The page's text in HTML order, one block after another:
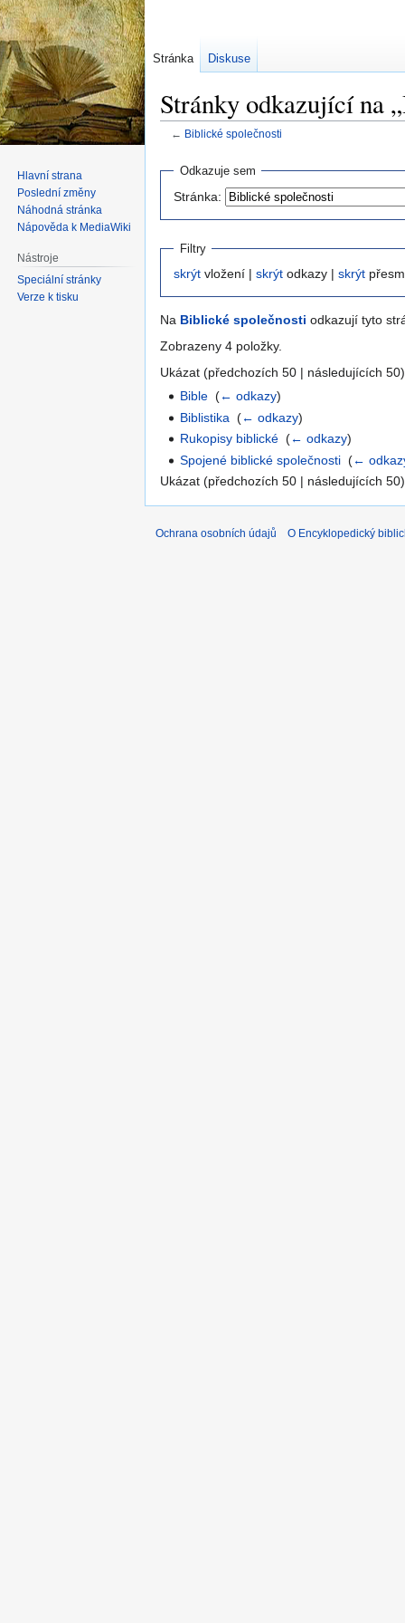
Stránky odkazující na
← Biblické společnosti
Skočit
navigaci
Skočit
vyhledávání
Odkazuje sem
Stránka:
Filtry
skrýt vložení | skrýt odkazy | skrýt
Na Biblické společnosti odkazují tyto
Zobrazeny 4 položky.
Ukázat (předchozích 50 | následujících
Bible ‎(← odkazy)
Biblistika ‎(← odkazy)
Rukopisy biblické ‎(← odkazy)
Spojené biblické společnosti ‎(←
Ukázat (předchozích 50 | následujících
Stránka Diskuse
Hlavní strana
Poslední změny
Náhodná stránka
Nápověda k MediaWiki
Nástroje
Speciální stránky
Verze k tisku
Ochrana osobních údajů O Encyklopedický